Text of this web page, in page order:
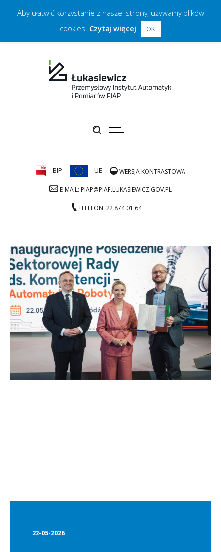
BIP UE WERSJA KONTRASTOWA
E-MAIL: PIAP@PIAP.LUKASIEWICZ.GOV.PL
TELEFON: 22 874 01 64
22-05-2026
Aby ułatwić korzystanie z naszej strony, używamy plików
cookies. Czytaj więcej OK